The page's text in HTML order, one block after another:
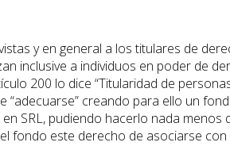
y en general a los titulares de
inclusive a individuos en poder de
200 lo dice “Titularidad de
“adecuarse” creando para ello un
SRL, pudiendo hacerlo nada menos
fondo este derecho de asociarse